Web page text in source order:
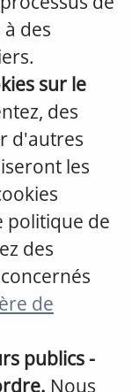
des
sur le
des
d'autres
les
politique de
des
de
publics -
Nous